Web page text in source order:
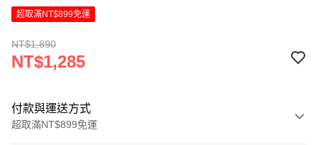
超取滿NT$899免運
NT$1,890
NT$1,285
付款與運送方式
超取滿NT$899免運